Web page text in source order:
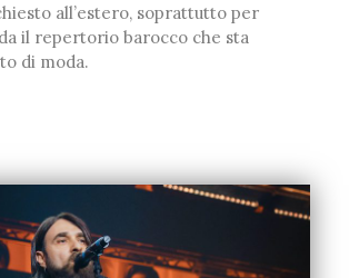
all’estero, soprattutto per
il repertorio barocco che sta
di moda.